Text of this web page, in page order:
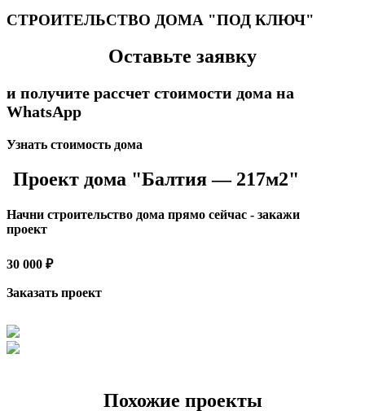
СТРОИТЕЛЬСТВО ДОМА "ПОД КЛЮЧ"
Оставьте заявку
и получите рассчет стоимости дома на
WhatsApp
Узнать стоимость дома
Проект дома "Балтия — 217м2"
Начни строительство дома прямо сейчас - закажи
проект
30 000 ₽
Заказать проект
Похожие проекты